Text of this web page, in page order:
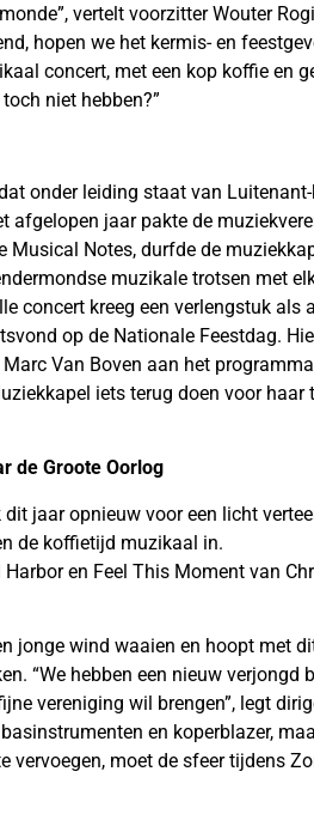
vertelt voorzitter Wouter
hopen we het kermis- en
concert, met een kop koffie en
niet hebben?”
onder leiding staat van
afgelopen jaar pakte de
Musical Notes, durfde de
muzikale trotsen met
concert kreeg een verlengstuk als
op de Nationale Feestdag.
Van Boven aan het
iets terug doen voor haar
de Groote Oorlog
jaar opnieuw voor een licht
de koffietijd muzikaal in.
Harbor en Feel This Moment van
jonge wind waaien en hoopt met
“We hebben een nieuw verjongd
vereniging wil brengen”, legt
en koperblazer,
vervoegen, moet de sfeer tijdens